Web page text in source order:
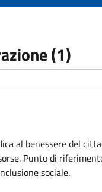
(1)
al benessere del
Punto di
sociale.